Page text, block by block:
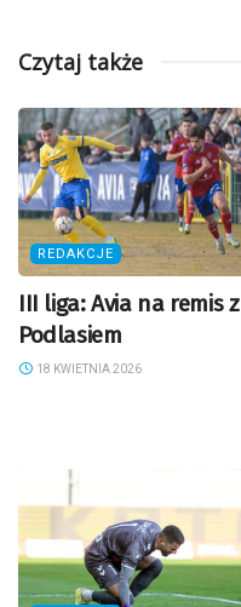
Czytaj także
REDAKCJE
III liga: Avia na remis z
Podlasiem
18 KWIETNIA 2026